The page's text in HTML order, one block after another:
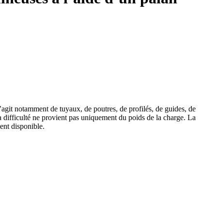
notamment de tuyaux, de poutres, de profilés, de guides, de
difficulté ne provient pas uniquement du poids de la charge. La
disponible.